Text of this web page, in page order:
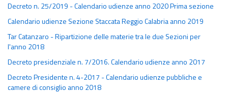
Decreto n. 25/2019 - Calendario udienze anno 2020 Prima sezione
Calendario udienze Sezione Staccata Reggio Calabria anno 2019
Tar Catanzaro - Ripartizione delle materie tra le due Sezioni per
l'anno 2018
Decreto presidenziale n. 7/2016. Calendario udienze anno 2017
Decreto Presidente n. 4-2017 - Calendario udienze pubbliche e
camere di consiglio anno 2018